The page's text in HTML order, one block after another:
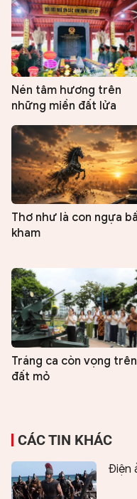
Nén tâm hương trên
những miền đất lửa
Thơ như là con ngựa
kham
Tráng ca còn vọng trên
đất mỏ
CÁC TIN KHÁC
Điện